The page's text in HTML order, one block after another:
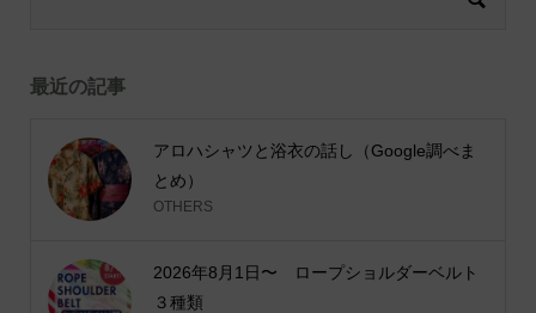
最近の記事
アロハシャツと浴衣の話し（Google調べま
とめ）
OTHERS
2026年8月1日〜 ロープショルダーベルト
３種類